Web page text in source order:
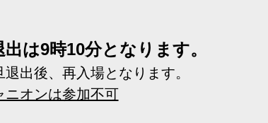
は9時10分となります。
出後、再入場となります。
ニオンは参加不可